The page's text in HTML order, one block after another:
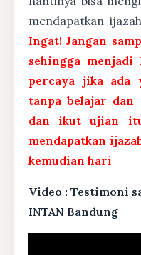
mendapatkan
Ingat! Jangan
sehingga menjadi
percaya jika ada
tanpa belajar
dan ikut ujian
mendapatkan
kemudian hari
Video : Testimoni
INTAN Bandung